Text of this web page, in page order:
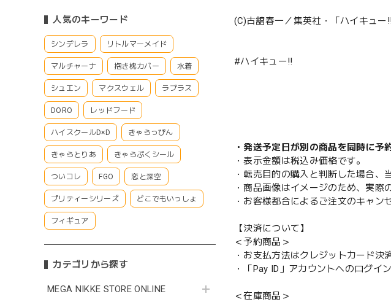
人気のキーワード
シンデレラ リトルマーメイド
マルチャーナ 抱き枕カバー 水着
シュエン マクスウェル ラプラス
DORO レッドフード
ハイスクールD×D きゃらっぴん
きゃらとりあ きゃらぷくシール
ついコレ FGO 恋と深空
プリティーシリーズ どこでもいっしょ
フィギュア
カテゴリから探す
MEGA NIKKE STORE ONLINE
(C)古舘春一／集英社・「ハイキュー
#ハイキュー!!
・発送予定日が別の商品を同時に予
・表示金額は税込み価格です。
・転売目的の購入と判断した場合、
・商品画像はイメージのため、実際
・お客様都合によるご注文のキャン
【決済について】
＜予約商品＞
・お支払方法はクレジットカード決
・「Pay ID」アカウントへのログイ
＜在庫商品＞